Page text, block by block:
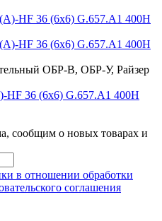
ОБР-В, ОБР-У, Райзер
36 (6х6) G.657.A1 400Н
сообщим о новых товарах и
в отношении обработки
соглашения